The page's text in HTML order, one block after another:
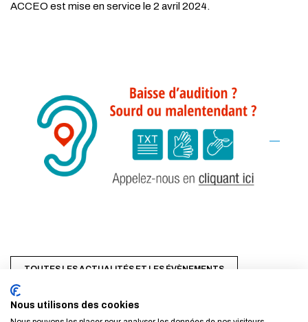
ACCEO est mise en service le 2 avril 2024.
TOUTES LES ACTUALITÉS ET LES ÉVÈNEMENTS
Nous utilisons des cookies